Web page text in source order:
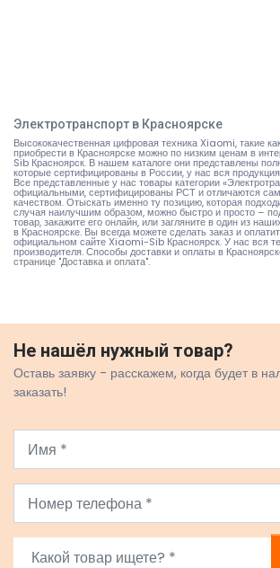
Электротранспорт в Красноярске
Высококачественная цифровая техника Xiaomi, такие
приобрести в Красноярске можно по низким ценам в
Sib Красноярск. В нашем каталоге они представлены
которые сертифицированы в России, у нас вся
Все представленные у нас товары категории
официальными, сертифицированы РСТ и отличаются
качеством. Отыскать именно ту позицию, которая
случая наилучшим образом, можно быстро и просто –
товар, закажите его онлайн, или загляните в один из
в Красноярске. Вы всегда можете сделать заказ и
официальном сайте Xiaomi-Sib Красноярск. У нас вся
производителя. Способы доставки и оплаты в
странице "Доставка и оплата".
Не нашёл нужный товар?
Оставь заявку - расскажем, когда будет в
заказать!